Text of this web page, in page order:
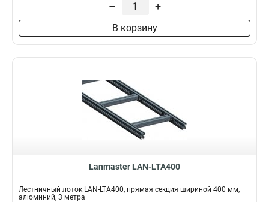
– +
В корзину
Lanmaster LAN-LTA400
Лестничный лоток LAN-LTA400, прямая секция шириной 400 мм,
алюминий, 3 метра